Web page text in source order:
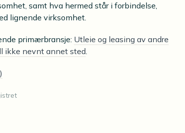
samt hva hermed står i forbindelse,
lignende virksomhet.
primærbransje: Utleie og leasing av andre
ikke nevnt annet sted